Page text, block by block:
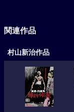
関連作品
村山新治作品